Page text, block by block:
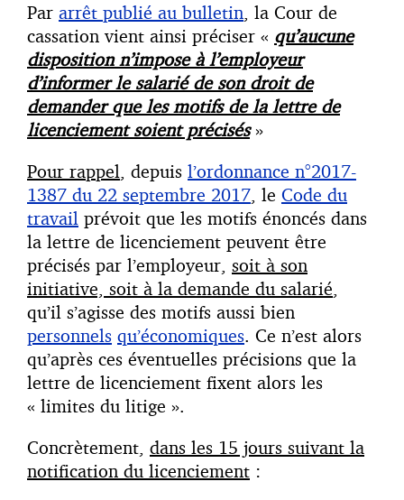
Par arrêt publié au bulletin, la Cour de
cassation vient ainsi préciser « qu’aucune
disposition n’impose à l’employeur
d’informer le salarié de son droit de
demander que les motifs de la lettre de
licenciement soient précisés»
Pour rappel, depuis l’ordonnance n°2017-
1387 du 22 septembre 2017, le Code du
travail prévoit que les motifs énoncés dans
la lettre de licenciement peuvent être
précisés par l’employeur, soit à son
initiative, soit à la demande du salarié,
qu’il s’agisse des motifs aussi bien
personnels qu’économiques. Ce n’est alors
qu’après ces éventuelles précisions que la
lettre de licenciement fixent alors les
« limites du litige ».
Concrètement, dans les 15 jours suivant la
notification du licenciement :